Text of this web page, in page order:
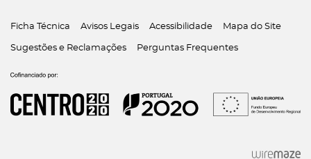
Ficha Técnica Avisos Legais Acessibilidade Mapa do Site
Sugestões e Reclamações Perguntas Frequentes